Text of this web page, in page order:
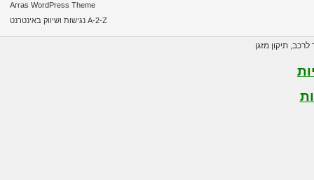
Arras WordPress Theme
A-2-Z נגישות ושיווק באינטרנט
,תיקון מזגן